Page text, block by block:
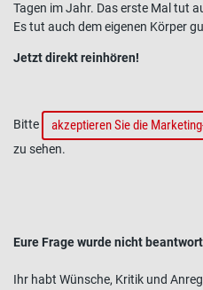
Tagen im Jahr. Das erste Mal tut
Es tut auch dem eigenen Körper
Jetzt direkt reinhören!
Bitte akzeptieren Sie die
zu sehen.
Eure Frage wurde nicht
Ihr habt Wünsche, Kritik und